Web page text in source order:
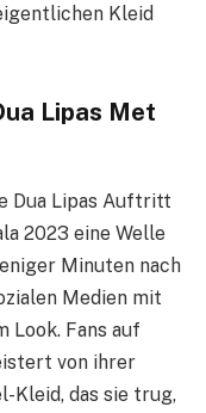
Kleid
Lipas Met
Dua Lipas Auftritt
2023 eine Welle
Minuten nach
Medien mit
Look. Fans auf
von ihrer
Kleid, das sie trug,